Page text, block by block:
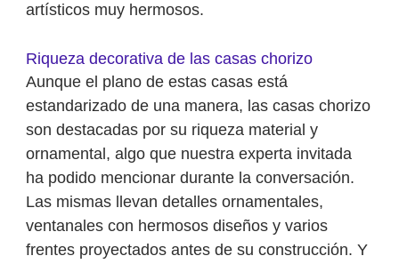
artísticos muy hermosos.
Riqueza decorativa de las casas chorizo
Aunque el plano de estas casas está
estandarizado de una manera, las casas chorizo
son destacadas por su riqueza material y
ornamental, algo que nuestra experta invitada
ha podido mencionar durante la conversación.
Las mismas llevan detalles ornamentales,
ventanales con hermosos diseños y varios
frentes proyectados antes de su construcción. Y